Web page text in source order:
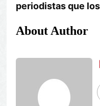
periodistas que
About Author